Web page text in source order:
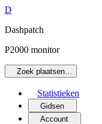
D
Dashpatch
P2000 monitor
Zoek plaatsen…
Statistieken
Gidsen
Account